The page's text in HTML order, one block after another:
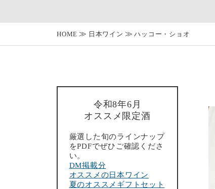
HOME 日本ワイン ハッコー・ショオ
令和8年6月
オススメ限定酒
厳選した旬のラインナップ
をPDFでぜひご確認くださ
い。
DM掲載分
オススメの日本ワイン
夏のオススメギフトセット